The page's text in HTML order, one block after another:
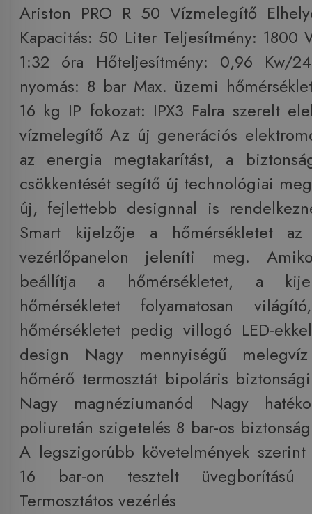
Ariston PRO R 50 Vízmelegítő
Kapacitás: 50 Liter Teljesítmény: 1800
1:32 óra Hőteljesítmény: 0,96 Kw/
nyomás: 8 bar Max. üzemi
16 kg IP fokozat: IPX3 Falra szerelt
vízmelegítő Az új generációs
az energia megtakarítást, a
csökkentését segítő új technológiai
új, fejlettebb designnal is
Smart kijelzője a hőmérsékletet az
vezérlőpanelon jeleníti meg.
beállítja a hőmérsékletet, a
hőmérsékletet folyamatosan
hőmérsékletet pedig villogó LED-
design Nagy mennyiségű
hőmérő termosztát bipoláris
Nagy magnéziumanód Nagy
poliuretán szigetelés 8 bar-os
A legszigorúbb követelmények
16 bar-on tesztelt
Termosztátos vezérlés